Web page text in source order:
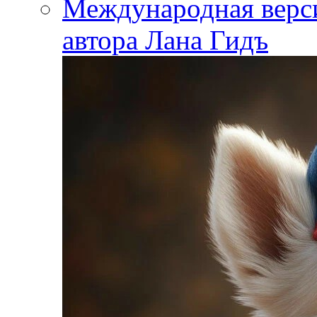
Международная
автора Лана Гидъ